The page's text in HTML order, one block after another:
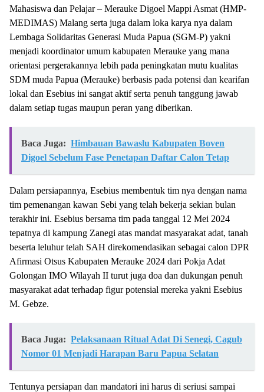
Mahasiswa dan Pelajar – Merauke Digoel Mappi Asmat (HMP-
MEDIMAS) Malang serta juga dalam loka karya nya dalam
Lembaga Solidaritas Generasi Muda Papua (SGM-P) yakni
menjadi koordinator umum kabupaten Merauke yang mana
orientasi pergerakannya lebih pada peningkatan mutu kualitas
SDM muda Papua (Merauke) berbasis pada potensi dan kearifan
lokal dan Esebius ini sangat aktif serta penuh tanggung jawab
dalam setiap tugas maupun peran yang diberikan.
Baca Juga: Himbauan Bawaslu Kabupaten Boven
Digoel Sebelum Fase Penetapan Daftar Calon Tetap
Dalam persiapannya, Esebius membentuk tim nya dengan nama
tim pemenangan kawan Sebi yang telah bekerja sekian bulan
terakhir ini. Esebius bersama tim pada tanggal 12 Mei 2024
tepatnya di kampung Zanegi atas mandat masyarakat adat, tanah
beserta leluhur telah SAH direkomendasikan sebagai calon DPR
Afirmasi Otsus Kabupaten Merauke 2024 dari Pokja Adat
Golongan IMO Wilayah II turut juga doa dan dukungan penuh
masyarakat adat terhadap figur potensial mereka yakni Esebius
M. Gebze.
Baca Juga: Pelaksanaan Ritual Adat Di Senegi, Cagub
Nomor 01 Menjadi Harapan Baru Papua Selatan
Tentunya persiapan dan mandatori ini harus di seriusi sampai